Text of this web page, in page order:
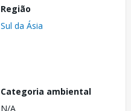
Região
Sul da Ásia
Categoria ambiental
N/A